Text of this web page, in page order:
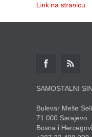
Link na stranicu
SAMOSTALNI
Bulevar Meše
71 000 Sarajevo
Bosna i